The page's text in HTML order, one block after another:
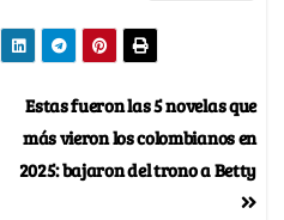
Estas fueron las 5 novelas que
más vieron los colombianos en
2025: bajaron del trono a Betty